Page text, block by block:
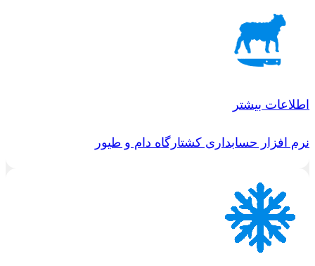
اطلاعات بیشتر
نرم افزار حسابداری کشتارگاه دام و طیور